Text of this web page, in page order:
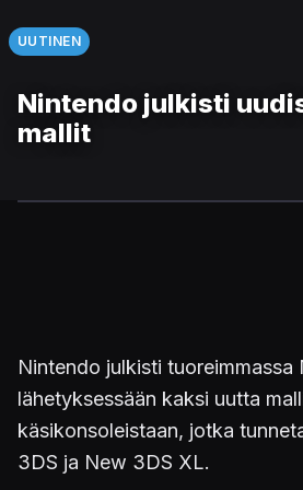
UUTINEN
Nintendo julkisti
mallit
Nintendo julkisti
lähetyksessään kaksi uutta
käsikonsoleistaan, jotka
3DS ja New 3DS XL.